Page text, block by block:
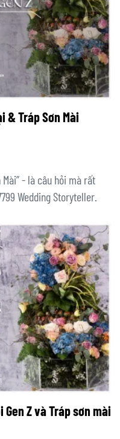
& Tráp Sơn Mài
- là câu hỏi mà rất
Wedding Storyteller.
Z và Tráp sơn mài